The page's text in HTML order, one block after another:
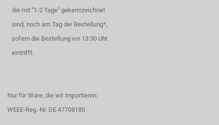
die mit "1-2 Tage" gekennzeichnet
sind, noch am Tag der Bestellung*,
sofern die Bestellung vor 13:30 Uhr
eintrifft.
Nur für Ware, die wir importieren:
WEEE-Reg.-Nr. DE 47708180